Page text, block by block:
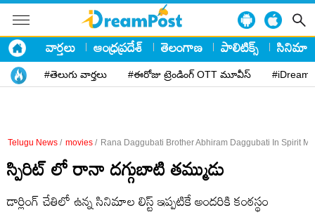
వార్తలు ఆంధ్రప్రదేశ్ తెలంగాణ పాలిటిక్స్ సినిమా
#తెలుగు వార్తలు #ఈరోజు ట్రెండింగ్ OTT మూవీస్
Telugu News / movies / Rana Daggubati Brother Abhiram Daggubati In Spirit
స్పిరిట్ లో రానా దగ్గుబాటి తమ్ముడు
డార్లింగ్ చేతిలో ఉన్న సినిమాల లిస్ట్ ఇప్పటికే అందరికి కంఠస్థం